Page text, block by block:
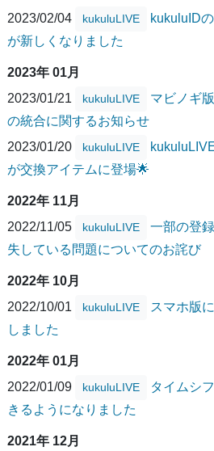
2023/02/04
kukuluLIVE
kukuluID
が新しくなりました
2023年 01月
2023/01/21
kukuluLIVE
マビノギ
の統合に関するお知らせ
2023/01/20
kukuluLIVE
が交換アイテムに登場🌟
2022年 11月
2022/11/05
kukuluLIVE
一部の登
失している問題についてのお詫び
2022年 10月
2022/10/01
kukuluLIVE
スマホ版
しました
2022年 01月
2022/01/09
kukuluLIVE
タイムシ
きるようになりました
2021年 12月